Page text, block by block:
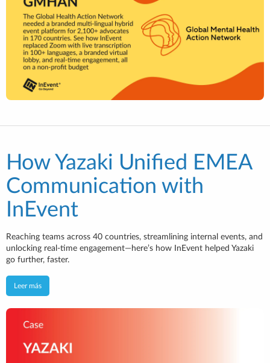
How Yazaki Unified EMEA
Communication with
InEvent
Reaching teams across 40 countries, streamlining internal events, and
unlocking real-time engagement—here’s how InEvent helped Yazaki
go further, faster.
Leer más